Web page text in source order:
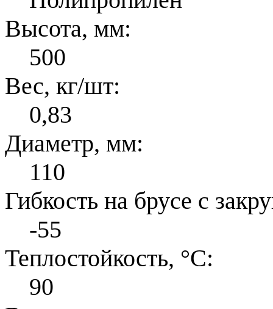
Высота, мм:
500
Вес, кг/шт:
0,83
Диаметр, мм:
110
Гибкость на брусе с
-55
Теплостойкость, °С:
90